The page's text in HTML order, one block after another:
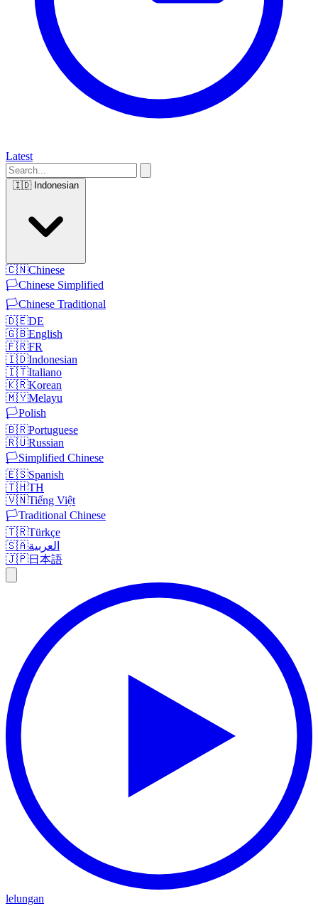
Latest
🇮🇩 Indonesian
🇨🇳Chinese
🏳️Chinese Simplified
🏳️Chinese Traditional
🇩🇪DE
🇬🇧English
🇫🇷FR
🇮🇩Indonesian
🇮🇹Italiano
🇰🇷Korean
🇲🇾Melayu
🏳️Polish
🇧🇷Portuguese
🇷🇺Russian
🏳️Simplified Chinese
🇪🇸Spanish
🇹🇭TH
🇻🇳Tiếng Việt
🏳️Traditional Chinese
🇹🇷Türkçe
🇸🇦العربية
🇯🇵日本語
lelungan